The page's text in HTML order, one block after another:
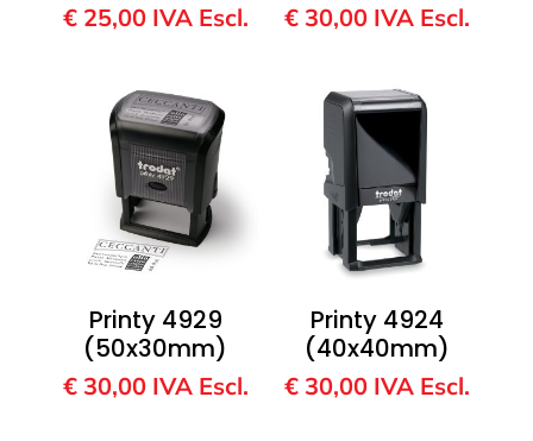
€25,00 IVA Escl. € 30,00 IVA Escl.
Printy 4929
(50x30mm)
€30,00 IVA Escl.
Printy 4924
(40x40mm)
€ 30,00 IVA Escl.